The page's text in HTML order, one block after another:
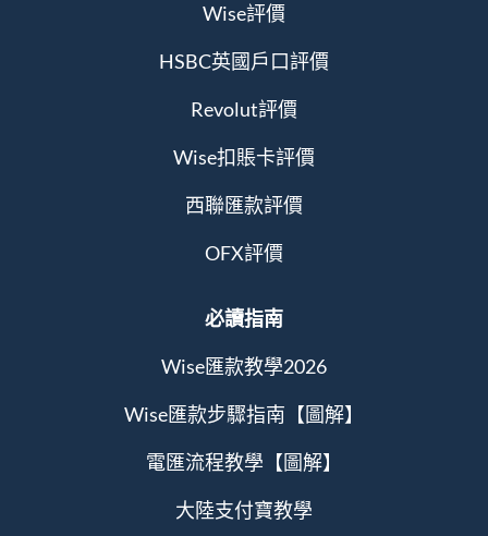
Wise評價
HSBC英國戶口評價
Revolut評價
Wise扣賬卡評價
西聯匯款評價
OFX評價
必讀指南
Wise匯款教學2026
Wise匯款步驟指南【圖解】
電匯流程教學【圖解】
大陸支付寶教學